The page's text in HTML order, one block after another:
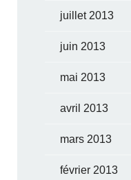
juillet 2013
juin 2013
mai 2013
avril 2013
mars 2013
février 2013